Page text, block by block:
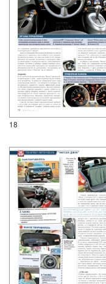
18